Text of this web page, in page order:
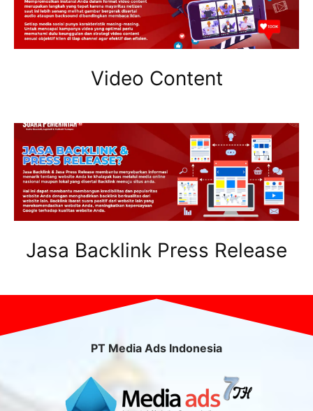
Video Content
Jasa Backlink Press Release
PT Media Ads Indonesia